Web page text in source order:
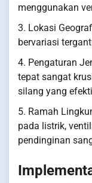
menggunakan
3. Lokasi
bervariasi
4. Pengaturan
tepat sangat
silang yang
5. Ramah
pada listrik,
pendinginan